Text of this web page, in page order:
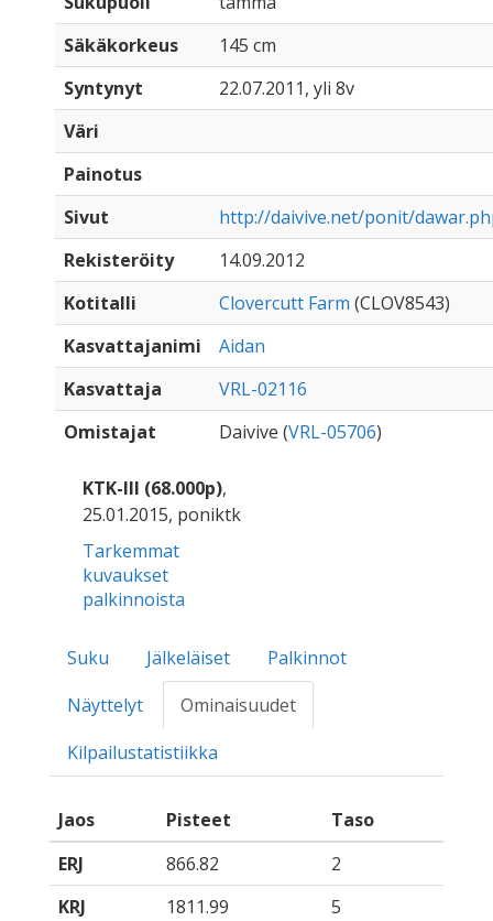
Säkäkorkeus
145 cm
Syntynyt
22.07.2011, yli 8v
Väri
Painotus
Sivut
http://daivive.net/ponit/
Rekisteröity
14.09.2012
Kotitalli
Clovercutt Farm (CLOV8543)
Kasvattajanimi
Aidan
Kasvattaja
VRL-02116
Omistajat
Daivive (VRL-05706)
KTK-III (68.000p),
25.01.2015, poniktk
Tarkemmat
kuvaukset
palkinnoista
Suku Jälkeläiset
Palkinnot
Näyttelyt
Ominaisuudet
Kilpailustatistiikka
Jaos Pisteet
Taso
ERJ
866.82
2
KRJ
1811.99
5